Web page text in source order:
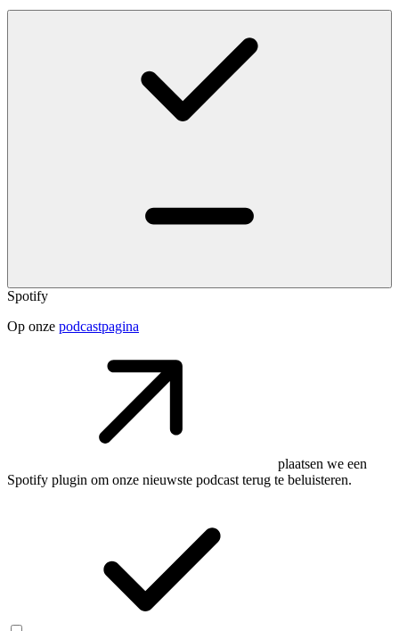
Spotify
Op onze podcastpagina
plaatsen we een
Spotify plugin om onze nieuwste podcast terug te beluisteren.